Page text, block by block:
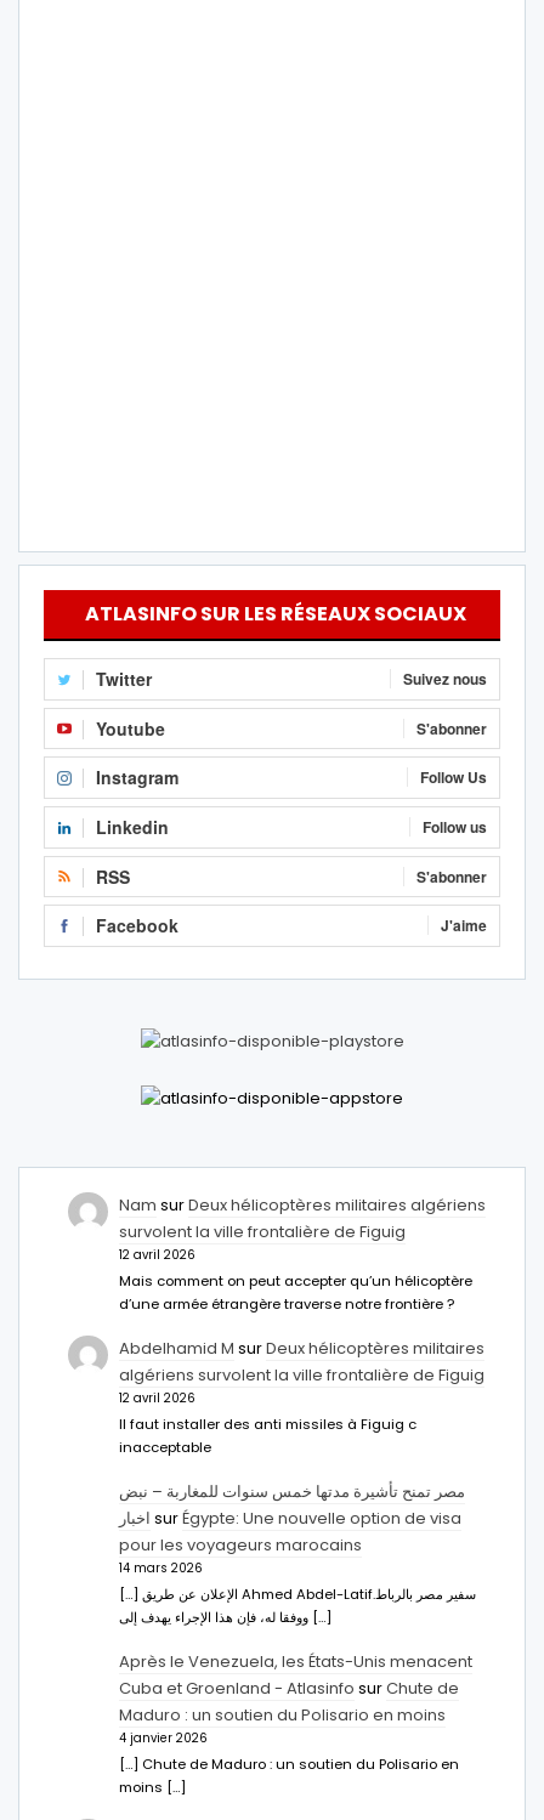
ATLASINFO SUR LES RÉSEAUX SOCIAUX
Twitter Suivez nous
Youtube S'abonner
Instagram Follow Us
Linkedin Follow us
RSS S'abonner
Facebook J'aime
Nam surDeux hélicoptères militaires algériens
survolent la ville frontalière de Figuig
12 avril 2026
Mais comment on peut accepter qu’un hélicoptère
d’une armée étrangère traverse notre frontière ?
Abdelhamid M surDeux hélicoptères militaires
algériens survolent la ville frontalière de Figuig
12 avril 2026
Il faut installer des anti missiles à Figuig c
inacceptable
مصر تمنح تأشيرة مدتها خمس سنوات للمغاربة – نبض
اخبار surÉgypte: Une nouvelle option de visa
pour les voyageurs marocains
14 mars 2026
[…] الإعلان عن طريق Ahmed Abdel-Latifسفير مصر بالرباط.
ووفقا له، فإن هذا الإجراء يهدف إلى […]
Après le Venezuela, les États-Unis menacent
Cuba et Groenland - Atlasinfo surChute de
Maduro : un soutien du Polisario en moins
4 janvier 2026
[…] Chute de Maduro : un soutien du Polisario en
moins […]